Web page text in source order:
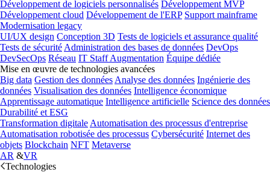
Développement de logiciels personnalisés Développement MVP
Développement cloud Développement de l'ERP Support mainframe
Modernisation legacy
UI/UX design Conception 3D Tests de logiciels et assurance qualité
Tests de sécurité Administration des bases de données DevOps
DevSecOps Réseau IT Staff Augmentation Équipe dédiée
Mise en œuvre de technologies avancées
Big data Gestion des données Analyse des données Ingénierie des
données Visualisation des données Intelligence économique
Apprentissage automatique Intelligence artificielle Science des données
Durabilité et ESG
Transformation digitale Automatisation des processus d'entreprise
Automatisation robotisée des processus Cybersécurité Internet des
objets Blockchain NFT Metaverse
AR &VR
Technologies